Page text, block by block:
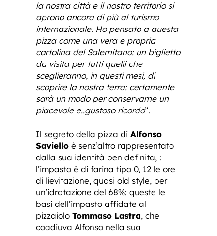
la nostra città e il nostro territorio si
aprono ancora di più al turismo
internazionale. Ho pensato a questa
pizza come una vera e propria
cartolina del Salernitano: un biglietto
da visita per tutti quelli che
sceglieranno, in questi mesi, di
scoprire la nostra terra: certamente
sarà un modo per conservarne un
piacevole e..gustoso ricordo”.
Il segreto della pizza di Alfonso
Saviello è senz’altro rappresentato
dalla sua identità ben definita, :
l’impasto è di farina tipo 0, 12 le ore
di lievitazione, quasi old style, per
un’idratazione del 68%: queste le
basi dell’impasto affidate al
pizzaiolo Tommaso Lastra, che
coadiuva Alfonso nella sua